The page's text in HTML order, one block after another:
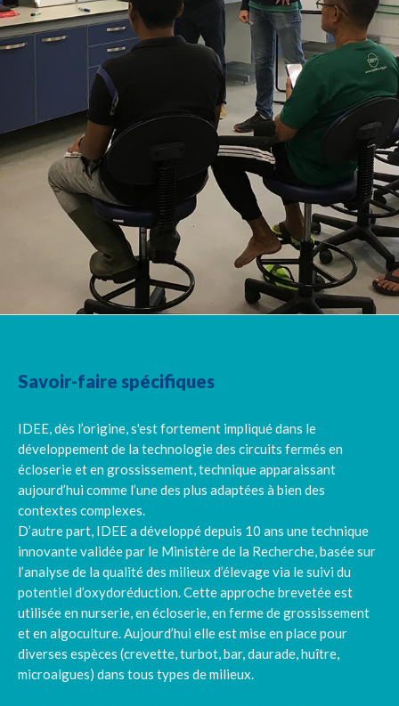
Savoir-faire spécifiques
IDEE, dès l’origine, s'est fortement impliqué dans le
développement de la technologie des circuits fermés en
écloserie et en grossissement, technique apparaissant
aujourd’hui comme l’une des plus adaptées à bien des
contextes complexes.
D’autre part, IDEE a développé depuis 10 ans une technique
innovante validée par le Ministère de la Recherche, basée sur
l’analyse de la qualité des milieux d’élevage via le suivi du
potentiel d’oxydoréduction. Cette approche brevetée est
utilisée en nurserie, en écloserie, en ferme de grossissement
et en algoculture. Aujourd’hui elle est mise en place pour
diverses espèces (crevette, turbot, bar, daurade, huître,
microalgues) dans tous types de milieux.